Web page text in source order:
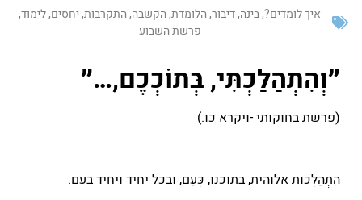
איך לומדים?,בינה,דיבור,הלומדת,הקשבה,התקרבות,יחסים,לימוד,
פרשת השבוע
״וְהִתְהַלַּכְתִּי, בְּתוֹכְכֶם,…״
(פרשת בחוקותי -ויקרא כו.)
הִתְהַלְּכוּת אלוהית, בתוכנו, כְּעַם, ובכל יחיד ויחיד בעם.